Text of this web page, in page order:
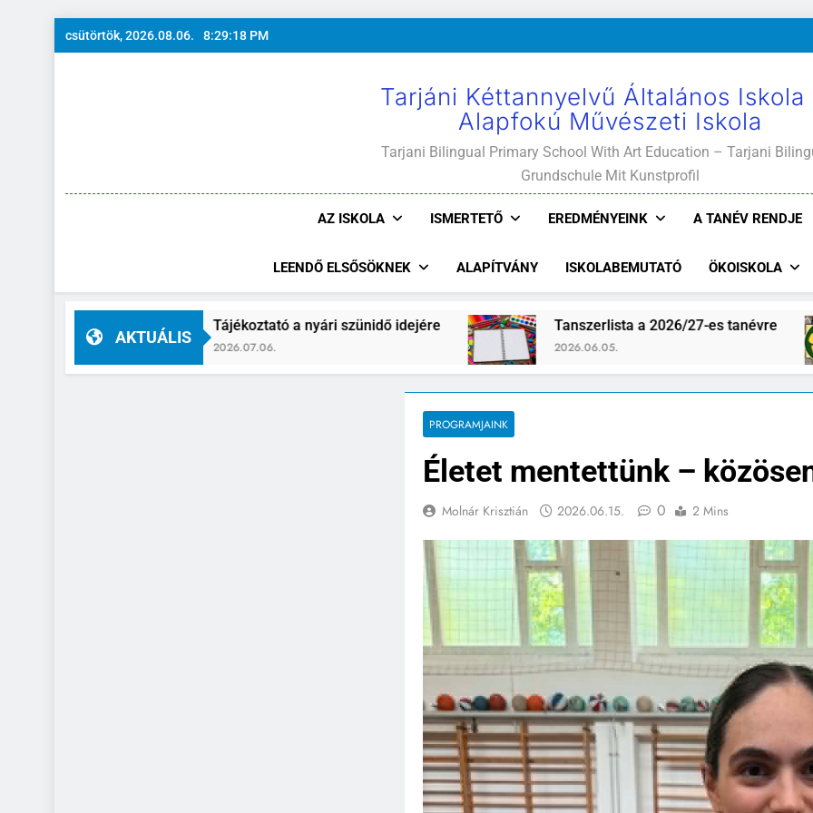
Ugrás
a
csütörtök, 2026.08.06. 8:29:19 PM
Tarjáni Kéttannyelvű Általános Iskola
Alapfokú Művészeti Iskola
Tarjani Bilingual Primary School With Art Education – Tarjani
Grundschule Mit Kunstprofil
AZ ISKOLA ISMERTETŐ EREDMÉNYEINK A TANÉV RENDJE
LEENDŐ ELSŐSÖKNEK ALAPÍTVÁNY ISKOLABEMUTATÓ ÖKOISKOLA
AKTUÁLIS
Tájékoztató a nyári szünidő idejére
2026.07.06.
Tanszerlista a 2026/27-es tanévre
PROGRAMJAINK
Életet mentettünk –
Molnár Krisztián 2026.06.15. 0 2 Mins